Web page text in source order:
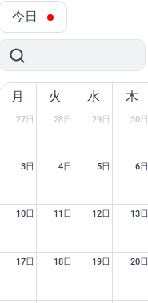
今日
月 火 水 木
27日 28日 29日 30日
3日 4日 5日 6日
10日 11日 12日 13日
17日 18日 19日 20日